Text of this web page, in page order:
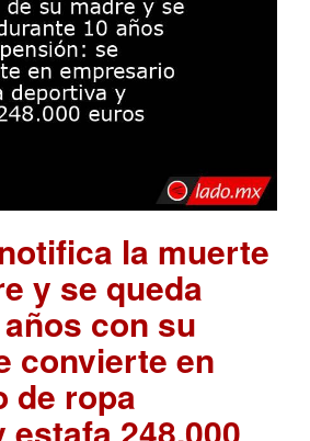
la muerte
y se queda
con su
convierte en
de ropa